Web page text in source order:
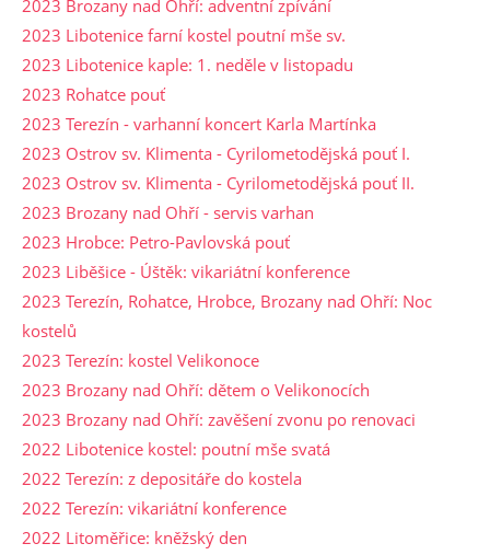
2023 Brozany nad Ohří: adventní zpívání
2023 Libotenice farní kostel poutní mše sv.
2023 Libotenice kaple: 1. neděle v listopadu
2023 Rohatce pouť
2023 Terezín - varhanní koncert Karla Martínka
2023 Ostrov sv. Klimenta - Cyrilometodějská pouť I.
2023 Ostrov sv. Klimenta - Cyrilometodějská pouť II.
2023 Brozany nad Ohří - servis varhan
2023 Hrobce: Petro-Pavlovská pouť
2023 Liběšice - Úštěk: vikariátní konference
2023 Terezín, Rohatce, Hrobce, Brozany nad Ohří: Noc
kostelů
2023 Terezín: kostel Velikonoce
2023 Brozany nad Ohří: dětem o Velikonocích
2023 Brozany nad Ohří: zavěšení zvonu po renovaci
2022 Libotenice kostel: poutní mše svatá
2022 Terezín: z depositáře do kostela
2022 Terezín: vikariátní konference
2022 Litoměřice: kněžský den